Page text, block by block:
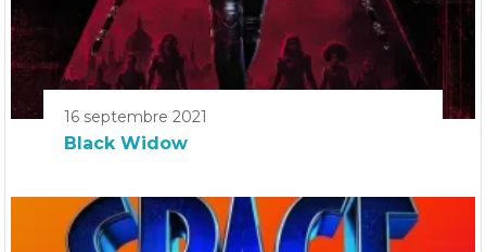
16 septembre 2021
Black Widow